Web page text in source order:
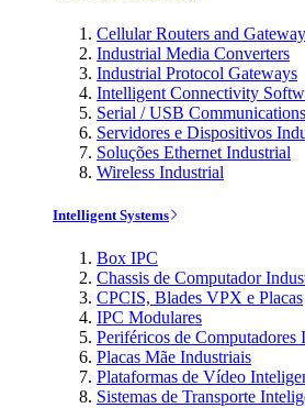
Cellular Routers and
Industrial Media Converters
Industrial Protocol Gateways
Intelligent Connectivity
Serial / USB Communications
Servidores e Dispositivos
Soluções Ethernet Industrial
Wireless Industrial
Intelligent Systems
Box IPC
Chassis de Computador
CPCIS, Blades VPX e Placas
IPC Modulares
Periféricos de Computadores
Placas Mãe Industriais
Plataformas de Vídeo
Sistemas de Transporte